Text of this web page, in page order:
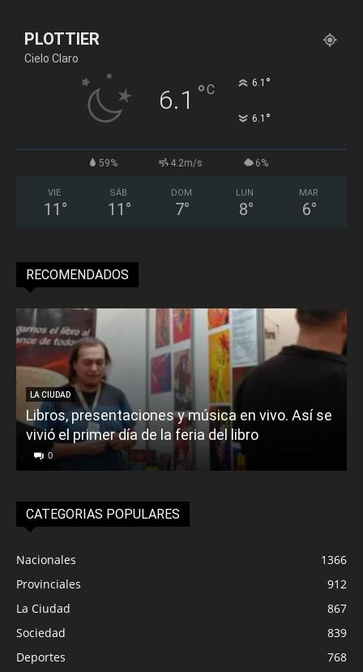
PLOTTIER
Cielo Claro
6.1 °C 6.1 °
6.1 °
59% 4.2m/s 6%
VIE
11 °
SÁB
11 °
DOM
7°
LUN
8°
MAR
6°
RECOMENDADOS
LA CIUDAD
Libros, presentaciones y música en vivo. Así se
vivió el primer día de la feria del libro
0
CATEGORIAS POPULARES
Nacionales
1366
Provinciales
912
La Ciudad
867
Sociedad
839
Deportes
768